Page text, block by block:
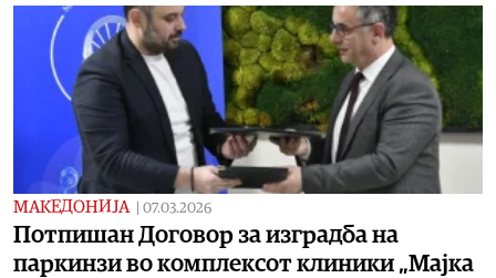
МАКЕДОНИЈА 07.03.2026
Потпишан Договор за изградба на
паркинзи во комплексот клиники „Мајка